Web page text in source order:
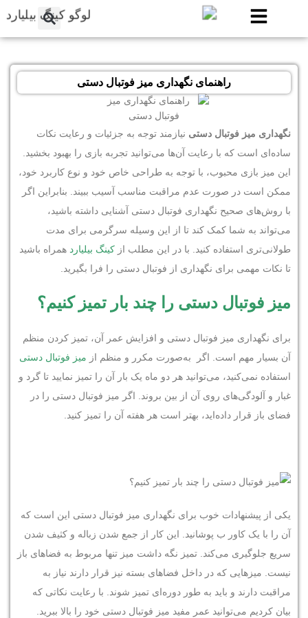
راهنمای نگهداری میز فوتبال دستی
نگهداری میز فوتبال دستی نیازمند توجه به جزئیات و رعایت نکات
ساده‌ای است که با رعایت آن‌ها می‌توانید تجربه بازی را بهبود بخشید.
این میز بازی محبوب، با توجه به طراحی خاص خود و نوع کاربرد خود،
ممکن است در صورت عدم مراقبت مناسب آسیب ببیند. بنابراین اگر
با روش‌های صحیح نگهداری فوتبال دستی آشنایی داشته باشید،
می‌تواند به شما کمک کند تا از این وسیله سرگرمی برای مدت
طولانی‌تری استفاده کنید. با در این مطلب از کینگ بیلیارد همراه باشید
تا نکات مهمی برای نگهداری از فوتبال دستی را فرا بگیرید.
میز فوتبال دستی را چند بار تمیز کنیم؟
برای نگهداری میز فوتبال دستی و افزایش عمر آن، تمیز کردن منظم
آن بسیار مهم است. اگر به‌صورت مکرر و منظم از میز فوتبال دستی
استفاده نمی‌کنید، می‌توانید هر دو ماه یک بار آن را تمیز نمایید تا گرد و
غبار و آلودگی‌های روی آن از بین بروند. اگر میز فوتبال دستی را در
فضای باز قرار داده‌اید، بهتر است هر هفته آن را تمیز کنید.
یکی از پیشنهادات خوب برای نگهداری میز فوتبال دستی این است که
آن را با یک کاور ب پوشانید. این کار از جمع شدن زباله و کثیف شدن
سریع جلوگیری می‌کند. تمیز نگه داشت میز تنها مربوط به فضاهای باز
نیست. میزهایی که در داخل فضاهای بسته نیز قرار دارند نیاز به
مراقبت دارند و باید به طور دوره‌ای تمیز شوند. با رعایت نکاتی که
بیان کردیم می‌توانید عمر مفید میز فوتبال دستی خود را بالا ببرید.